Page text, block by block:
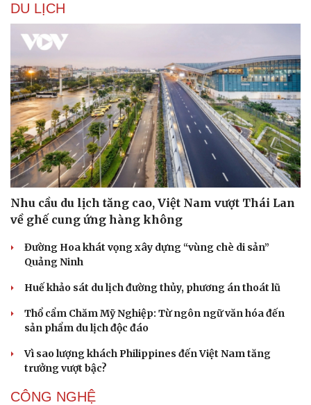
Sức khỏe
Dinh dưỡng - món ngon
Cây thuốc
Sản phụ khoa
Nhi khoa
Nam khoa
Làm đẹp - giảm cân
Phòng mạch online
Ăn sạch sống khỏe
Đời sống
Nhà đẹp
Blog
Tình yêu - Gia đình
DU LỊCH
Nhu cầu du lịch tăng cao, Việt Nam vượt Thái Lan
về ghế cung ứng hàng không
Đường Hoa khát vọng xây dựng “vùng chè di sản”
Quảng Ninh
Huế khảo sát du lịch đường thủy, phương án thoát lũ
Thổ cẩm Chăm Mỹ Nghiệp: Từ ngôn ngữ văn hóa đến
sản phẩm du lịch độc đáo
Vì sao lượng khách Philippines đến Việt Nam tăng
trưởng vượt bậc?
CÔNG NGHỆ